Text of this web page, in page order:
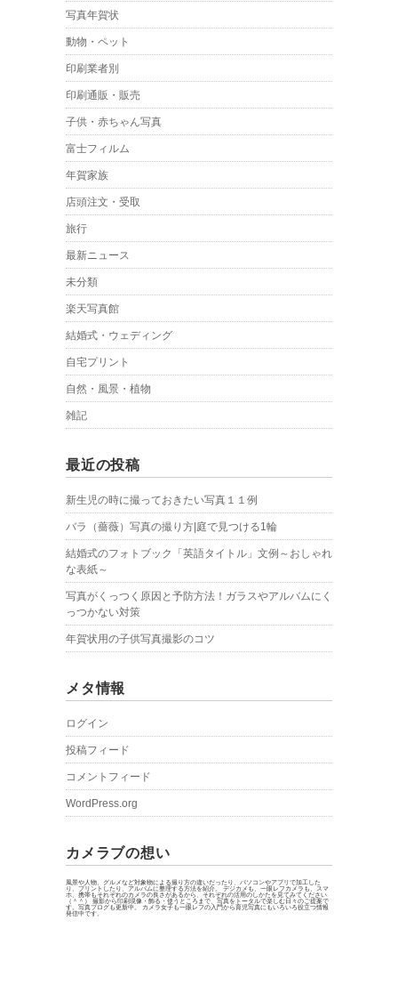
写真年賀状
動物・ペット
印刷業者別
印刷通販・販売
子供・赤ちゃん写真
富士フィルム
年賀家族
店頭注文・受取
旅行
最新ニュース
未分類
楽天写真館
結婚式・ウェディング
自宅プリント
自然・風景・植物
雑記
最近の投稿
新生児の時に撮っておきたい写真１１例
バラ（薔薇）写真の撮り方|庭で見つける1輪
結婚式のフォトブック「英語タイトル」文例～おしゃれ
な表紙～
写真がくっつく原因と予防方法！ガラスやアルバムにく
っつかない対策
年賀状用の子供写真撮影のコツ
メタ情報
ログイン
投稿フィード
コメントフィード
WordPress.org
カメラブの想い
風景や人物、グルメなど対象物による撮り方の違いだったり、パソコンやアプリで加工した
り、プリントしたり、アルバムに整理する方法を紹介。 デジカメも、一眼レフカメラも、スマ
ホ、携帯もそれぞれのカメラの良さがあるから、それぞれの活用のしかたを見てみてください
（＾＾） 撮影から印刷現像・飾る・使うところまで、写真をトータルで楽しむ日々のご提案で
す。写真ブログも更新中。 カメラ女子も一眼レフの入門から育児写真にもいろいろ役立つ情報
発信中です。